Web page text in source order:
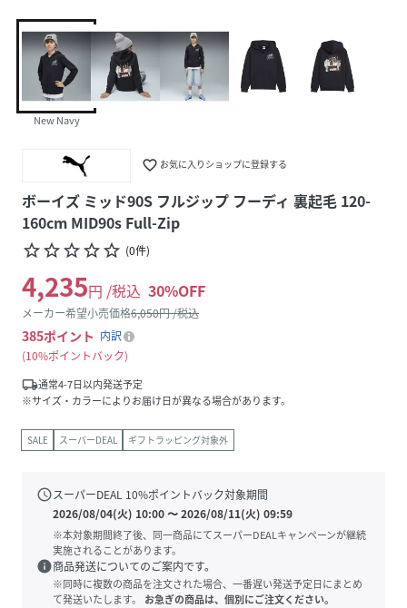
New Navy
favorite_border お気に入りショップに登録する
ボーイズ ミッド90S フルジップ フーディ 裏起毛 120-
160cm MID90s Full-Zip
star_borderstar_borderstar_borderstar_borderstar_border (0件)
4,235円 /税込 30%OFF
メーカー希望小売価格6,050円 /税込
385ポイント 内訳
10%ポイントバック
local_shipping通常4-7日以内発送予定
※サイズ・カラーによりお届け日が異なる場合があります。
SALE スーパーDEAL ギフトラッピング対象外
scheduleスーパーDEAL 10%ポイントバック対象期間
2026/08/04(火) 10:00〜2026/08/11(火) 09:59
※本対象期間終了後、同一商品にてスーパーDEALキャンペーンが継続
実施されることがあります。
info商品発送についてのご案内です。
※同時に複数の商品を注文された場合、一番遅い発送予定日にまとめ
て発送いたします。
お急ぎの商品は、個別にご注文ください。